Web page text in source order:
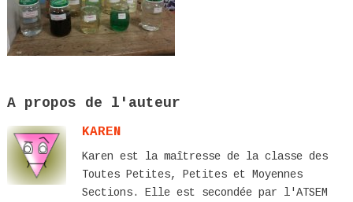
A propos de l'auteur
KAREN
Karen est la maîtresse de la classe des
Toutes Petites, Petites et Moyennes
Sections. Elle est secondée par l'ATSEM